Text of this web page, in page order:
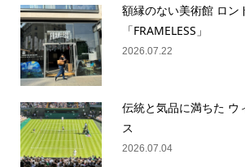
額縁のない美術館 ロン
「FRAMELESS」
2026.07.22
伝統と気品に満ちた ウ
ス
2026.07.04